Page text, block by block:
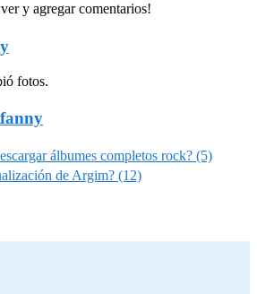
y agregar comentarios!
fotos.
álbumes completos rock? (5)
de Argim? (12)